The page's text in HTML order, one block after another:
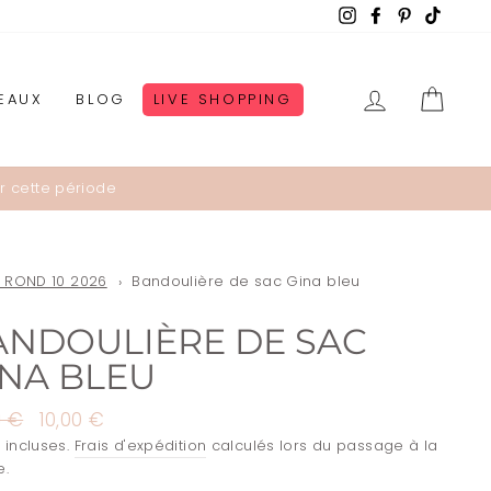
Instagram
Facebook
Pinterest
BLOG LIVE SHOPPING SE
cette période
ROND 10 2026 Bandoulière de sac Gina bleu
DE SAC
BLEU
€
Prix
réduit
10,00 €
incluses. Frais d'expédition calculés lors du passage à la